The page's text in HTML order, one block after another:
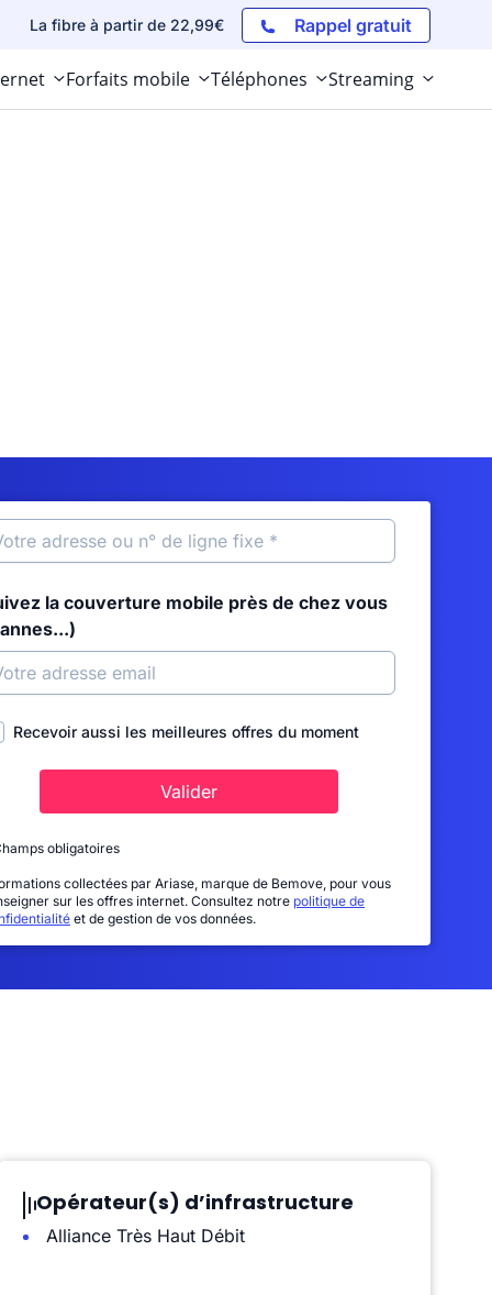
La fibre à partir de 22,99€ Rappel gratuit
Forfaits mobile Téléphones Streaming
la couverture mobile près de chez vous
Recevoir aussi les meilleures offres du moment
Valider
obligatoires
collectées par Ariase, marque de Bemove, pour vous
sur les offres internet. Consultez notre politique de
et de gestion de vos données.
Opérateur(s) d’infrastructure
Alliance Très Haut Débit